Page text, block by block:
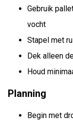
Gebruik
vocht
Stapel met
Dek alleen
Houd
Planning
Begin met